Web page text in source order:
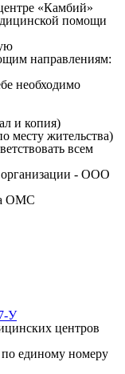
«Камбий»
помощи
направлениям:
необходимо
и копия)
месту жительства)
всем
организации - ООО
ОМС
У
центров
единому номеру